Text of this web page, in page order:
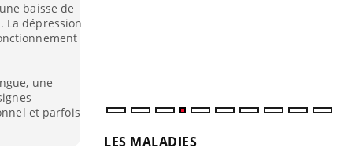
baisse de
La dépression
une
et parfois
LES MALADIES